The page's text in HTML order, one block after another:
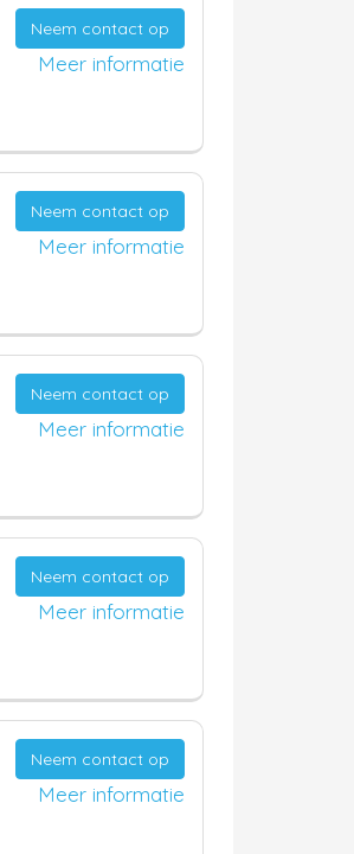
Neem contact op
Meer informatie
Neem contact op
Meer informatie
Neem contact op
Meer informatie
Neem contact op
Meer informatie
Neem contact op
Meer informatie